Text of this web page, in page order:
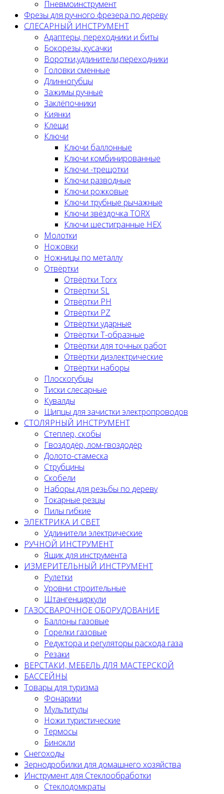
Пневмоинструмент
Фрезы для ручного фрезера по дереву
СЛЕСАРНЫЙ ИНСТРУМЕНТ
Адаптеры, переходники и биты
Бокорезы, кусачки
Воротки,удлинители,переходники
Головки сменные
Длинногубцы
Зажимы ручные
Заклёпочники
Киянки
Клещи
Ключи
Ключи баллонные
Ключи комбинированные
Ключи -трещотки
Ключи разводные
Ключи рожковые
Ключи трубные рычажные
Ключи звёздочка TORX
Ключи шестигранные HEX
Молотки
Ножовки
Ножницы по металлу
Отвёртки
Отвёртки Torx
Отвёртки SL
Отвёртки PH
Отвёртки PZ
Отвёртки ударные
Отвёртки Т-образные
Отвёртки для точных работ
Отвёртки диэлектрические
Отвёртки наборы
Плоскогубцы
Тиски слесарные
Кувалды
Щипцы для зачистки электропроводов
СТОЛЯРНЫЙ ИНСТРУМЕНТ
Степлер, скобы
Гвоздодёр, лом-гвоздодёр
Долото-стамеска
Струбцины
Скобели
Наборы для резьбы по дереву
Токарные резцы
Пилы гибкие
ЭЛЕКТРИКА И СВЕТ
Удлинители электрические
РУЧНОЙ ИНСТРУМЕНТ
Ящик для инструмента
ИЗМЕРИТЕЛЬНЫЙ ИНСТРУМЕНТ
Рулетки
Уровни строительные
Штангенциркули
ГАЗОСВАРОЧНОЕ ОБОРУДОВАНИЕ
Баллоны газовые
Горелки газовые
Редуктора и регуляторы расхода газа
Резаки
ВЕРСТАКИ, МЕБЕЛЬ ДЛЯ МАСТЕРСКОЙ
БАССЕЙНЫ
Товары для туризма
Фонарики
Мультитулы
Ножи туристические
Термосы
Бинокли
Снегоходы
Зернодробилки для домашнего хозяйства
Инструмент для Стеклообработки
Стеклодомкраты